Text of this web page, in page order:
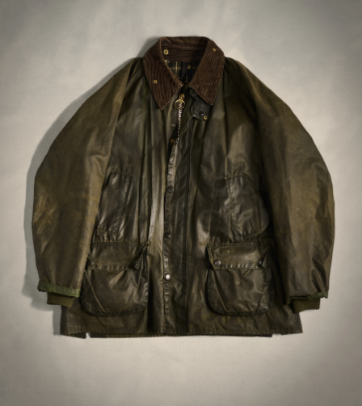
Som forventet
NIELS B KJØPTE PÅ CAREOFCARL.DK
Flott veske. Den er større enn jeg trodde. Lite
rom for organisering inne i vesken. Kun to
rom. Lurt å sjekke opp først.
KJØPTE PÅ CAREOFCARL.NO
Dokumentvesken er veldig fin og mannen ble
fornøyd med gaven
MARIA A KJØPTE PÅ CAREOFCARL.NO
LES MER OM BARBOUR I VÅR REPORTASJE FRA DERES
FABRIKK I ENGLAND »